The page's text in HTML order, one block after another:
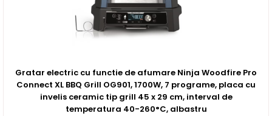
Gratar electric cu functie de afumare Ninja Woodfire Pro
Connect XL BBQ Grill OG901, 1700W, 7 programe, placa cu
invelis ceramic tip grill 45 x 29 cm, interval de
temperatura 40-260°C, albastru